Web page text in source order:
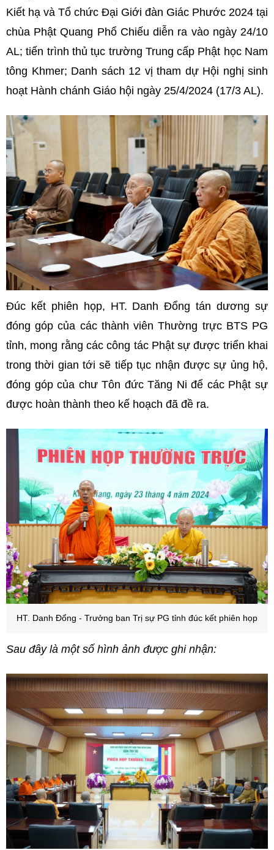
Kiết hạ và Tổ chức Đại Giới đàn Giác Phước 2024 tại
chùa Phật Quang Phổ Chiếu diễn ra vào ngày 24/10
AL; tiến trình thủ tục trường Trung cấp Phật học Nam
tông Khmer; Danh sách 12 vị tham dự Hội nghị sinh
hoạt Hành chánh Giáo hội ngày 25/4/2024 (17/3 AL).
Đúc kết phiên họp, HT. Danh Đổng tán dương sự
đóng góp của các thành viên Thường trực BTS PG
tỉnh, mong rằng các công tác Phật sự được triển khai
trong thời gian tới sẽ tiếp tục nhận được sự ủng hộ,
đóng góp của chư Tôn đức Tăng Ni để các Phật sự
được hoàn thành theo kế hoạch đã đề ra.
HT. Danh Đổng - Trưởng ban Trị sự PG tỉnh đúc kết phiên họp
Sau đây là một số hình ảnh được ghi nhận: